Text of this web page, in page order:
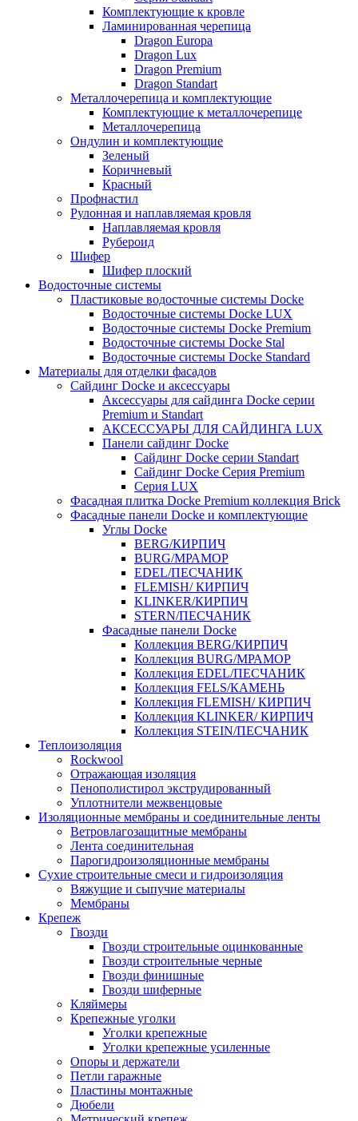
Комплектующие к кровле
Ламинированная черепица
Dragon Europa
Dragon Lux
Dragon Premium
Dragon Standart
Металлочерепица и комплектующие
Комплектующие к металлочерепице
Металлочерепица
Ондулин и комплектующие
Зеленый
Коричневый
Красный
Профнастил
Рулонная и наплавляемая кровля
Наплавляемая кровля
Рубероид
Шифер
Шифер плоский
Водосточные системы
Пластиковые водосточные системы Docke
Водосточные системы Docke LUX
Водосточные системы Docke Premium
Водосточные системы Docke Stal
Водосточные системы Docke Standard
Материалы для отделки фасадов
Сайдинг Docke и аксессуары
Аксессуары для сайдинга Docke серии
Premium и Standart
АКСЕССУАРЫ ДЛЯ САЙДИНГА LUX
Панели сайдинг Docke
Cайдинг Docke серии Standart
Сайдинг Docke Серия Premium
Серия LUX
Фасадная плитка Docke Premium коллекция Brick
Фасадные панели Docke и комплектующие
Углы Docke
BERG/КИРПИЧ
BURG/МРАМОР
EDEL/ПЕСЧАНИК
FLEMISH/ КИРПИЧ
KLINKER/КИРПИЧ
STERN/ПЕСЧАНИК
Фасадные панели Docke
Коллекция BERG/КИРПИЧ
Коллекция BURG/МРАМОР
Коллекция EDEL/ПЕСЧАНИК
Коллекция FELS/КАМЕНЬ
Коллекция FLEMISH/ КИРПИЧ
Коллекция KLINKER/ КИРПИЧ
Коллекция STEIN/ПЕСЧАНИК
Теплоизоляция
Rockwool
Отражающая изоляция
Пенополистирол экструдированный
Уплотнители межвенцовые
Изоляционные мембраны и соединительные ленты
Ветровлагозащитные мембраны
Лента соединительная
Парогидроизоляционные мембраны
Сухие строительные смеси и гидроизоляция
Вяжущие и сыпучие материалы
Мембраны
Крепеж
Гвозди
Гвозди строительные оцинкованные
Гвозди строительные черные
Гвозди финишные
Гвозди шиферные
Кляймеры
Крепежные уголки
Уголки крепежные
Уголки крепежные усиленные
Опоры и держатели
Петли гаражные
Пластины монтажные
Дюбели